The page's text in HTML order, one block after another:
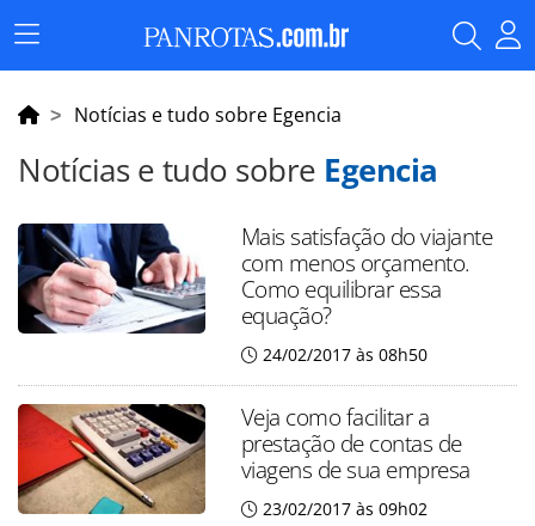
Menu
Principal
Notícias e tudo sobre Egencia
Notícias e tudo sobre Egencia
Mais satisfação do viajante
com menos orçamento.
Como equilibrar essa
equação?
24/02/2017 às 08h50
Veja como facilitar a
prestação de contas de
viagens de sua empresa
23/02/2017 às 09h02